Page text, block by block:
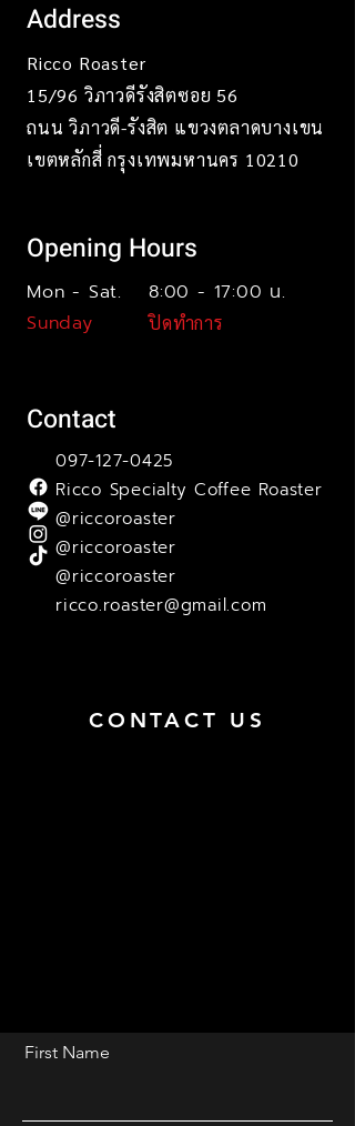
Address
Ricco Roaster
15/96 วิภาวดีรังสิตซอย 56
ถนน วิภาวดี-รังสิต แขวงตลาดบางเขน
เขตหลักสี่ กรุงเทพมหานคร 10210
Opening Hours
Mon - Sat.
8:00 - 17:00 น.
Sunday
ปิดทำการ
Contact
097-127-0425
Ricco Specialty Coffee Roaster
@riccoroaster
@riccoroaster
@riccoroaster
ricco.roaster@gmail.com
CONTACT US
First Name